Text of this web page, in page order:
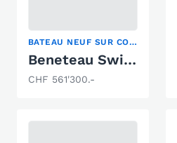
BATEAU NEUF SUR COMMANDE
Beneteau Swift Trawler 41 Fly
CHF 561'300.-